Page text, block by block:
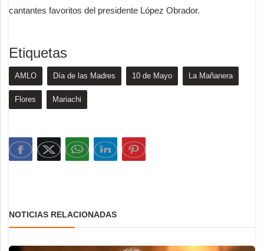
cantantes favoritos del presidente López Obrador.
Etiquetas
AMLO Día de las Madres 10 de Mayo La Mañanera
Flores Mariachi
NOTICIAS RELACIONADAS